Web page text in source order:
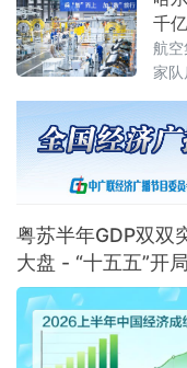
千
航空
家队
焕
群入
粤苏半年GDP双双
大盘 - “十五五”开